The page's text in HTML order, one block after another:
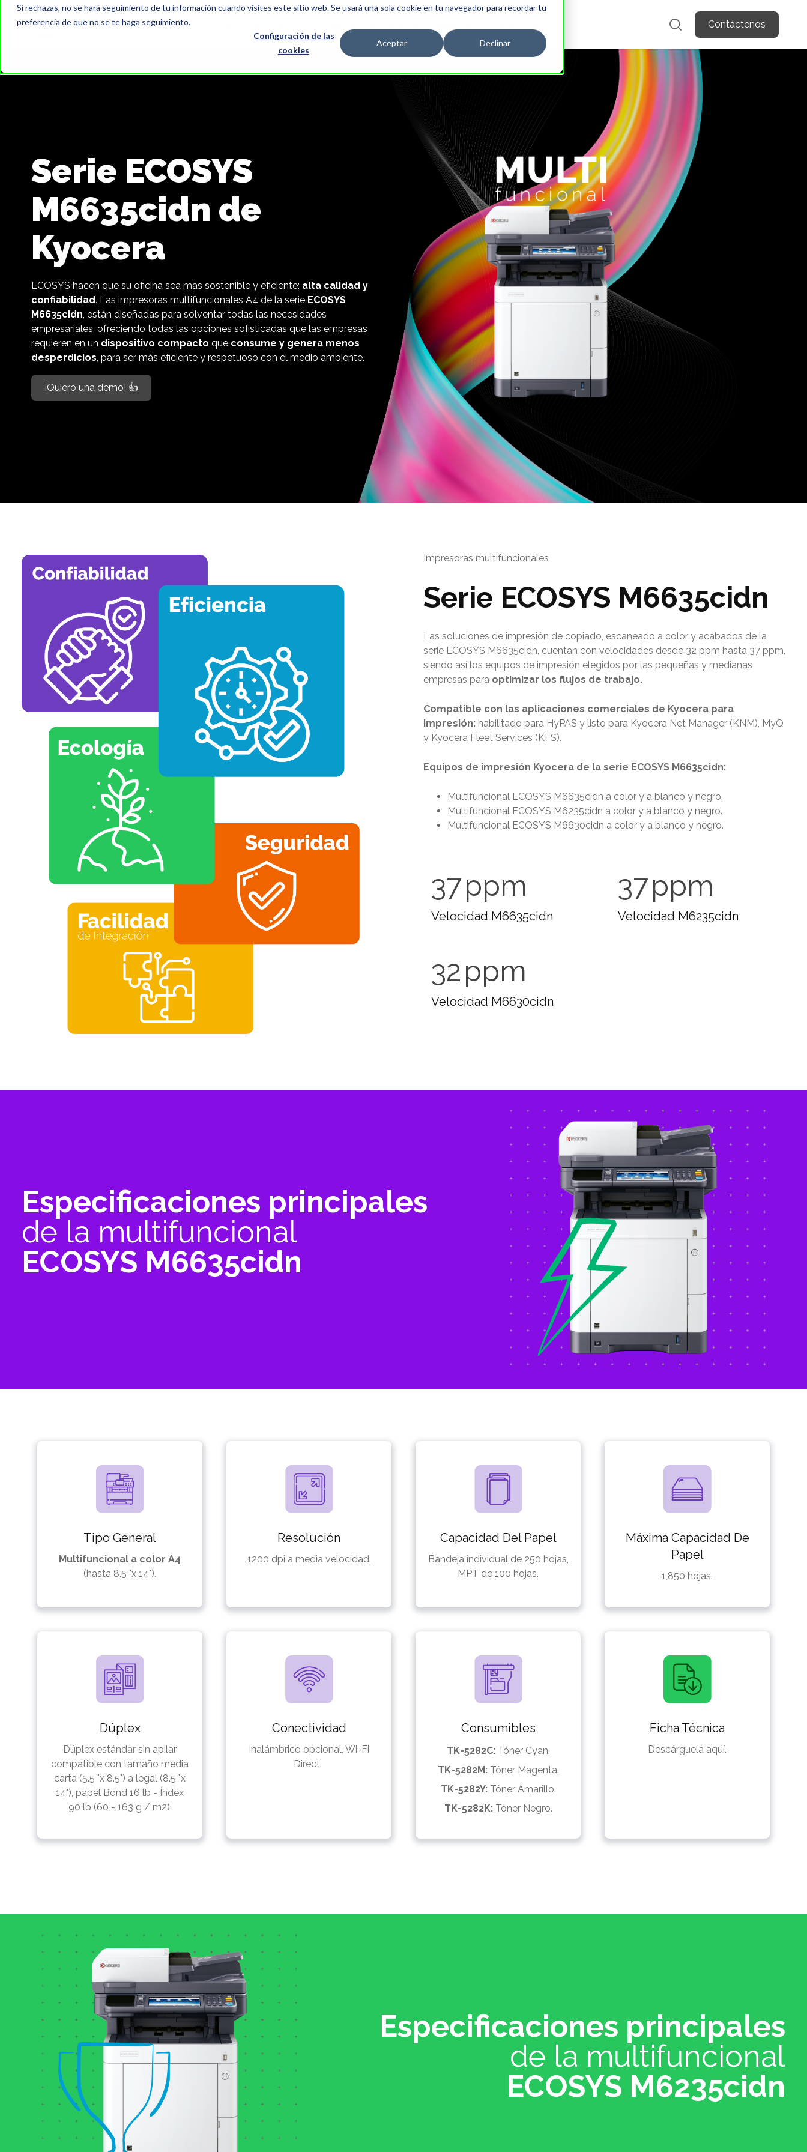
Si rechazas, no se hará seguimiento de tu información cuando visites este sitio web. Se usará una sola cookie en tu navegador para recordar tu
preferencia de que no se te haga seguimiento.
Configuración de las
cookies
Aceptar Declinar
Show submenu for ImpresorasShow submenu for Multifuncionales
Show submenu for TASKalfa
Contáctenos
Serie ECOSYS
M6635cidn de
Kyocera
ECOSYS hacen que su oficina sea más sostenible y eficiente: alta calidad y
confiabilidad. Las impresoras multifuncionales A4 de la serie ECOSYS
M6635cidn, están diseñadas para solventar todas las necesidades
empresariales, ofreciendo todas las opciones sofisticadas que las empresas
requieren en un dispositivo compacto que consume y genera menos
desperdicios, para ser más eficiente y respetuoso con el medio ambiente.
¡Quiero una demo! 👍
Impresoras multifuncionales
Serie ECOSYS M6635cidn
Las soluciones de impresión de copiado, escaneado a color y acabados de la
serie ECOSYS M6635cidn, cuentan con velocidades desde 32 ppm hasta 37 ppm,
siendo así los equipos de impresión elegidos por las pequeñas y medianas
empresas para optimizar los flujos de trabajo.
Compatible con las aplicaciones comerciales de Kyocera para
impresión:habilitado para HyPAS y listo para Kyocera Net Manager (KNM), MyQ
y Kyocera Fleet Services (KFS).
Equipos de impresión Kyocera de la serie ECOSYS M6635cidn:
Multifuncional ECOSYS M6635cidn a color y a blanco y negro.
Multifuncional ECOSYS M6235cidn a color y a blanco y negro.
Multifuncional ECOSYS M6630cidn a color y a blanco y negro.
37ppm
Velocidad M6635cidn
37ppm
Velocidad M6235cidn
32ppm
Velocidad M6630cidn
Especificaciones principales
de la multifuncional
ECOSYS M6635cidn
Tipo General
Multifuncional a color A4
(hasta 8.5 "x 14").
Resolución
1200 dpi a media velocidad.
Capacidad Del Papel
Bandeja individual de 250 hojas,
MPT de 100 hojas.
Máxima Capacidad De
Papel
1,850 hojas.
Dúplex
Dúplex estándar sin apilar
compatible con tamaño media
carta (5.5 "x 8.5") a legal (8.5 "x
14"), papel Bond 16 lb - Índex
90 lb (60 - 163 g / m2).
Conectividad
Inalámbrico opcional, Wi-Fi
Direct.
Consumibles
TK-5282C: Tóner Cyan.
TK-5282M: Tóner Magenta.
TK-5282Y: Tóner Amarillo.
TK-5282K: Tóner Negro.
Ficha Técnica
Descárguela aquí.
Especificaciones principales
de la multifuncional
ECOSYS M6235cidn